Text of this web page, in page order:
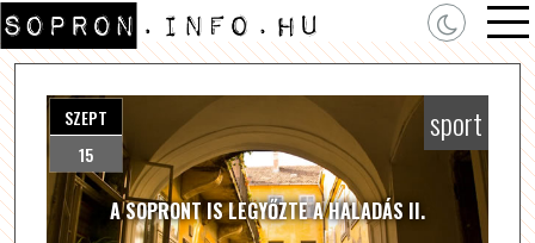
A SOPRONT IS LEGYŐZTE A HALADÁS II.
SZEPT
15
sport